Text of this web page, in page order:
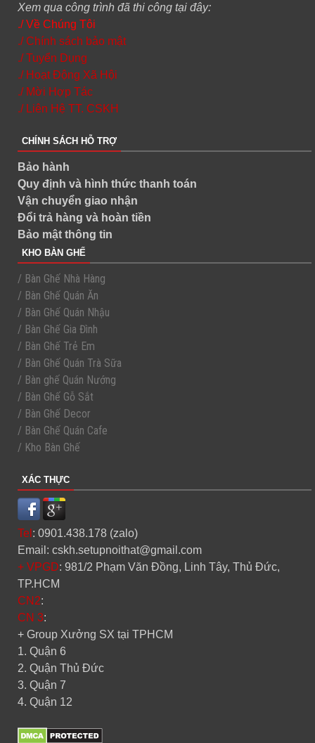
Xem qua công trình đã thi công tại đây:
./ Về Chúng Tôi
./ Chính sách bảo mật
./ Tuyển Dụng
./ Hoạt Động Xã Hội
./ Mời Hợp Tác
./ Liên Hệ TT. CSKH
CHÍNH SÁCH HỖ TRỢ
Bảo hành
Quy định và hình thức thanh toán
Vận chuyển giao nhận
Đổi trả hàng và hoàn tiền
Bảo mật thông tin
KHO BÀN GHẾ
/ Bàn Ghế Nhà Hàng
/ Bàn Ghế Quán Ăn
/ Bàn Ghế Quán Nhậu
/ Bàn Ghế Gia Đình
/ Bàn Ghế Trẻ Em
/ Bàn Ghế Quán Trà Sữa
/ Bàn ghế Quán Nướng
/ Bàn Ghế Gỗ Sắt
/ Bàn Ghế Decor
/ Bàn Ghế Quán Cafe
/ Kho Bàn Ghế
XÁC THỰC
Tel : 0901.438.178 (zalo)
Email: cskh.setupnoithat@gmail.com
+ VPGD: 981/2 Phạm Văn Đồng, Linh Tây, Thủ Đức,
TP.HCM
CN2:
CN 3:
+ Group Xưởng SX tại TPHCM
1. Quận 6
2. Quận Thủ Đức
3. Quận 7
4. Quận 12